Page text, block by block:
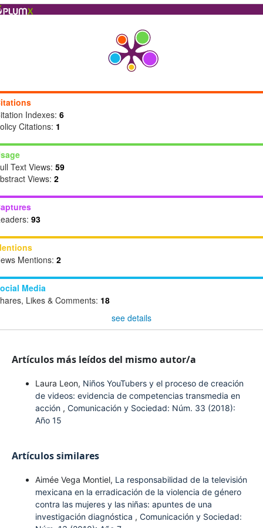
Indexes: 6
Citations: 1
Text Views: 59
Views: 2
93
Mentions: 2
Media
Likes & Comments: 18
see details
Artículos más leídos del mismo autor/a
Laura Leon, Niños YouTubers y el proceso de creación
de videos: evidencia de competencias transmedia en
acción , Comunicación y Sociedad: Núm. 33 (2018):
Año 15
Artículos similares
Aimée Vega Montiel, La responsabilidad de la televisión
mexicana en la erradicación de la violencia de género
contra las mujeres y las niñas: apuntes de una
investigación diagnóstica , Comunicación y Sociedad: